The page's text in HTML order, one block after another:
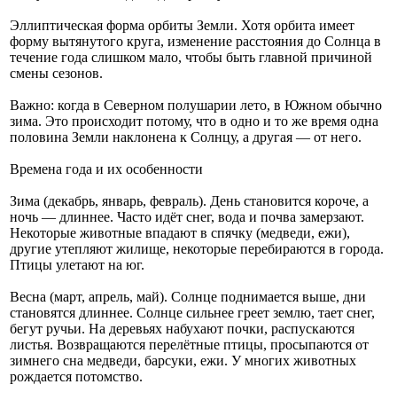
Эллиптическая форма орбиты Земли. Хотя орбита имеет
форму вытянутого круга, изменение расстояния до Солнца в
течение года слишком мало, чтобы быть главной причиной
смены сезонов.
Важно: когда в Северном полушарии лето, в Южном обычно
зима. Это происходит потому, что в одно и то же время одна
половина Земли наклонена к Солнцу, а другая — от него.
Времена года и их особенности
Зима (декабрь, январь, февраль). День становится короче, а
ночь — длиннее. Часто идёт снег, вода и почва замерзают.
Некоторые животные впадают в спячку (медведи, ежи),
другие утепляют жилище, некоторые перебираются в города.
Птицы улетают на юг.
Весна (март, апрель, май). Солнце поднимается выше, дни
становятся длиннее. Солнце сильнее греет землю, тает снег,
бегут ручьи. На деревьях набухают почки, распускаются
листья. Возвращаются перелётные птицы, просыпаются от
зимнего сна медведи, барсуки, ежи. У многих животных
рождается потомство.